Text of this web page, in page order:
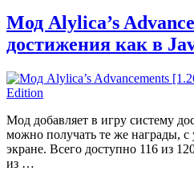
Мод Alylica’s
достижения как в
Мод добавляет в игру систему
можно получать те же награды, с
экране. Всего доступно 116 из
из …